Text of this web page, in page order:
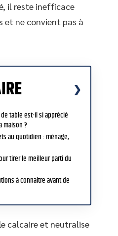
il reste inefficace
et ne convient pas à
table est-il si apprécié
maison ?
au quotidien : ménage,
tirer le meilleur parti du
à connaître avant de
calcaire et neutralise